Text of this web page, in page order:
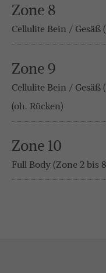
Zone 8
Cellulite Bein / Gesäß
Zone 9
Cellulite Bein / Gesäß
(oh. Rücken)
Zone 10
Full Body (Zone 2 bis